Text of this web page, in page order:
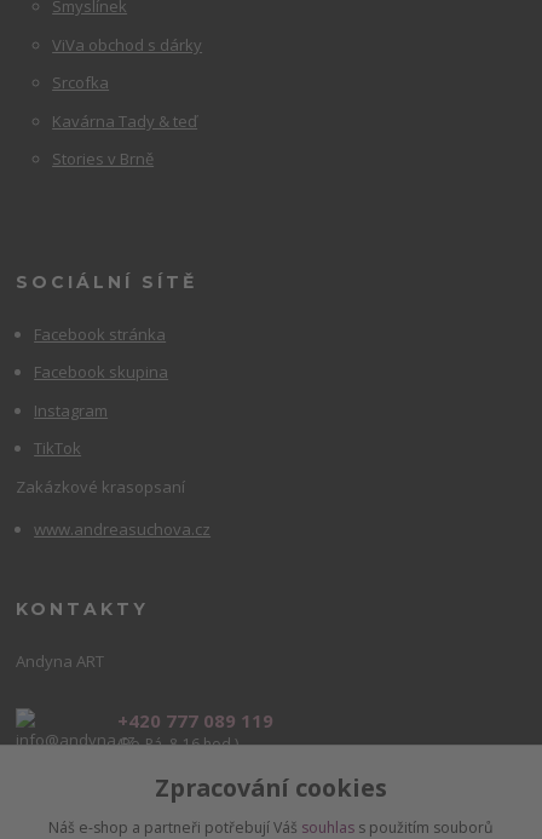
Smyslínek
ViVa obchod s dárky
Srcofka
Kavárna Tady & teď
Stories v Brně
SOCIÁLNÍ SÍTĚ
Facebook stránka
Facebook skupina
Instagram
TikTok
Zakázkové krasopsaní
www.andreasuchova.cz
KONTAKTY
Andyna ART
+420 777 089 119
(Po-Pá, 8-16 hod.)
info@andyna.czZpracování cookies
Náš e-shop a partneři potřebují Váš souhlas s použitím souborů